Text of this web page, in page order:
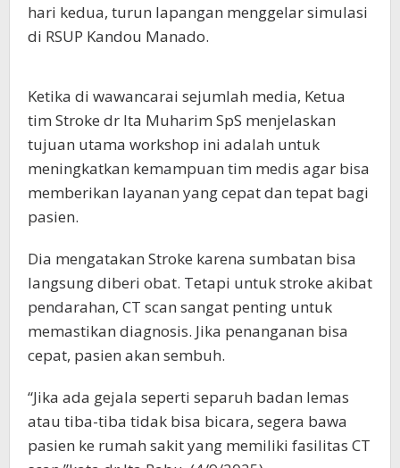
Tepat
Bagi
hari kedua, turun lapangan menggelar simulasi
di RSUP Kandou Manado.
Ketika di wawancarai sejumlah media, Ketua
tim Stroke dr Ita Muharim SpS menjelaskan
tujuan utama workshop ini adalah untuk
meningkatkan kemampuan tim medis agar bisa
memberikan layanan yang cepat dan tepat bagi
pasien.
Dia mengatakan Stroke karena sumbatan bisa
langsung diberi obat. Tetapi untuk stroke akibat
pendarahan, CT scan sangat penting untuk
memastikan diagnosis. Jika penanganan bisa
cepat, pasien akan sembuh.
“Jika ada gejala seperti separuh badan lemas
atau tiba-tiba tidak bisa bicara, segera bawa
pasien ke rumah sakit yang memiliki fasilitas CT